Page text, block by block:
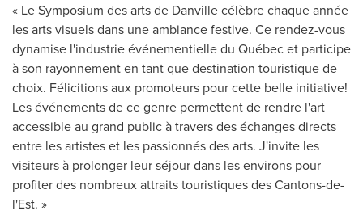
« Le Symposium des arts de Danvillecélèbre chaque année
les arts visuels dans une ambiance festive. Ce rendez-vous
dynamise l'industrie événementielle du Québec et participe
à son rayonnement en tant que destination touristique de
choix. Félicitions aux promoteurs pour cette belle initiative!
Les événements de ce genre permettent de rendre l'art
accessible au grand public à travers des échanges directs
entre les artistes et les passionnés des arts. J'invite les
visiteurs à prolonger leur séjour dans les environs pour
profiter des nombreux attraits touristiques des Cantons-de-
l'Est. »